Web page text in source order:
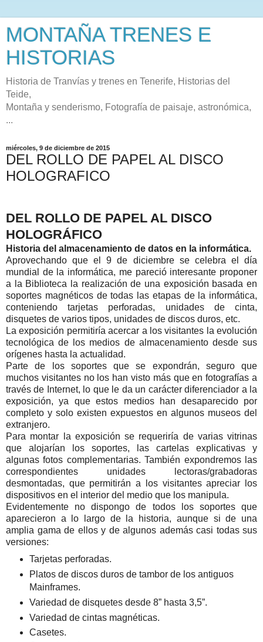
MONTAÑA TRENES E
HISTORIAS
Historia de Tranvías y trenes en Tenerife, Historias del
Teide,
Montaña y senderismo, Fotografía de paisaje, astronómica,
...
miércoles, 9 de diciembre de 2015
DEL ROLLO DE PAPEL AL DISCO
HOLOGRAFICO
DEL ROLLO DE PAPEL AL DISCO
HOLOGRÁFICO
Historia del almacenamiento de datos en la informática.
Aprovechando que el 9 de diciembre se celebra el día
mundial de la informática, me pareció interesante proponer
a la Biblioteca la realización de una exposición basada en
soportes magnéticos de todas las etapas de la informática,
conteniendo tarjetas perforadas, unidades de cinta,
disquetes de varios tipos, unidades de discos duros, etc.
La exposición permitiría acercar a los visitantes la evolución
tecnológica de los medios de almacenamiento desde sus
orígenes hasta la actualidad.
Parte de los soportes que se expondrán, seguro que
muchos visitantes no los han visto más que en fotografías a
través de Internet, lo que le da un carácter diferenciador a la
exposición, ya que estos medios han desaparecido por
completo y solo existen expuestos en algunos museos del
extranjero.
Para montar la exposición se requeriría de varias vitrinas
que alojarían los soportes, las cartelas explicativas y
algunas fotos complementarias. También expondremos las
correspondientes unidades lectoras/grabadoras
desmontadas, que permitirán a los visitantes apreciar los
dispositivos en el interior del medio que los manipula.
Evidentemente no dispongo de todos los soportes que
aparecieron a lo largo de la historia, aunque si de una
amplia gama de ellos y de algunos además casi todas sus
versiones:
Tarjetas perforadas.
Platos de discos duros de tambor de los antiguos
Mainframes.
Variedad de disquetes desde 8” hasta 3,5”.
Variedad de cintas magnéticas.
Casetes.